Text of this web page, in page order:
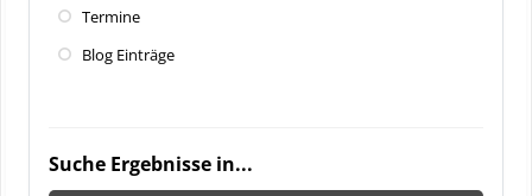
Termine
Blog Einträge
Suche Ergebnisse in...